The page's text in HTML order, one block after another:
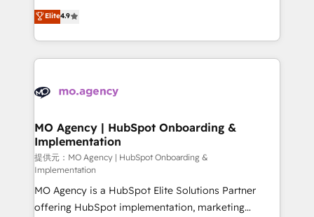
to your needs and sales objectives. With 125+
certifications, we are part of the most certified
services are offered in both English & French.
Elite Solutions Partner for businesses ready to
migrate, replatform, and scale smarter. We specialize
in high-impact CRM and CMS migrations and
onboarding from platforms like Salesforce, NetSuite,
WordPress and legacy CRMs, turning fragmented
architectures that accelerate revenue operations and
performance. - Multi-object CRM migration, cleanup,
and implementation. - Pre-built and custom
integrations across your full tech stack. - Custom
object setup, CMS builds, and full-funnel automation.
- Dashboards, lifecycle campaigns, and lead
Elite4.9
MO Agency | HubSpot Onboarding &
Implementation
提供元：MO Agency | HubSpot Onboarding &
Implementation
MO Agency is a HubSpot Elite Solutions Partner
offering HubSpot implementation, marketing